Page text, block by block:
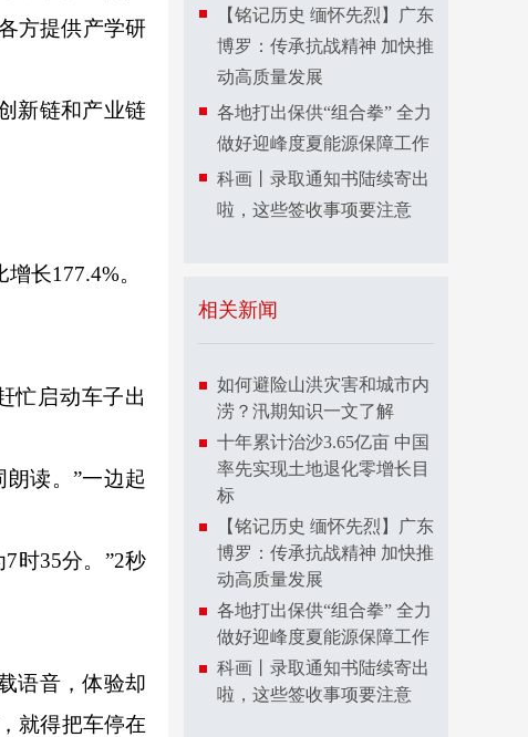
方提供产学研
新链和产业链
长177.4%。
忙启动车子出
读。”一边起
时35分。”2秒
语音，体验却
就得把车停在
【铭记历史 缅怀先烈】广东
博罗：传承抗战精神 加快推
动高质量发展
各地打出保供“组合拳” 全力
做好迎峰度夏能源保障工作
科画丨录取通知书陆续寄出
啦，这些签收事项要注意
相关新闻
如何避险山洪灾害和城市内
涝？汛期知识一文了解
十年累计治沙3.65亿亩 中国
率先实现土地退化零增长目
标
【铭记历史 缅怀先烈】广东
博罗：传承抗战精神 加快推
动高质量发展
各地打出保供“组合拳” 全力
做好迎峰度夏能源保障工作
科画丨录取通知书陆续寄出
啦，这些签收事项要注意